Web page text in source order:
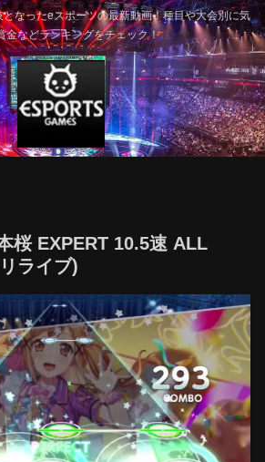
なったeスポーツの最新動画！種目や大会別に気
金などランキングをチェック！
桜 EXPERT 10.5速 ALL
ライブ)